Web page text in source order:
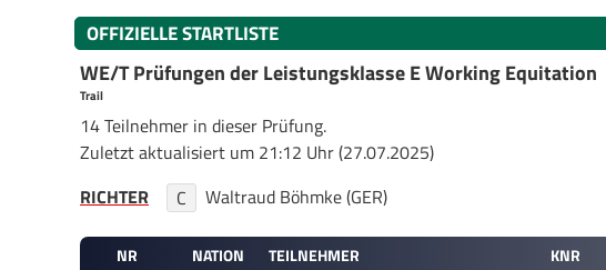
OFFIZIELLE STARTLISTE
WE/T Prüfungen der Leistungsklasse E Working Equitation
Trail
14 Teilnehmer in dieser Prüfung.
Zuletzt aktualisiert um 21:12 Uhr (27.07.2025)
RICHTER
C Waltraud Böhmke (GER)
NR NATION TEILNEHMER KNR